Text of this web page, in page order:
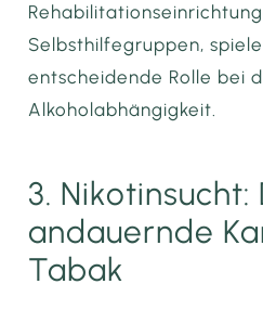
Selbsthilfegruppen,
entscheidende Rolle bei
Alkoholabhängigkeit.
3. Nikotinsucht:
andauernde
Tabak